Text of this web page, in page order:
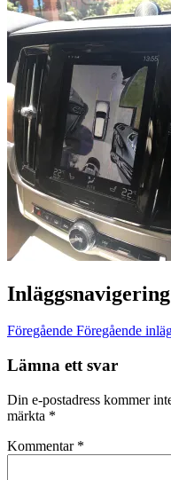
Inläggsnavigering
Föregående Föregående
Lämna ett svar
Din e-postadress kommer
märkta *
Kommentar *